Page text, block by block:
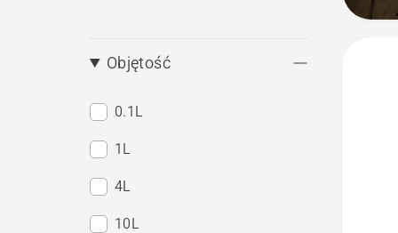
Objętość
0.1L
1L
4L
10L